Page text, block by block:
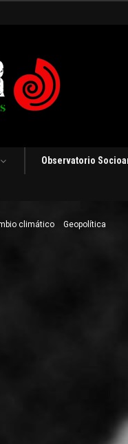
Observatorio
climático Geopolítica